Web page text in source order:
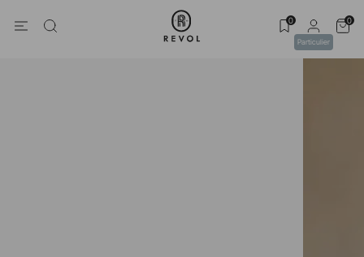
Particulier
0 0